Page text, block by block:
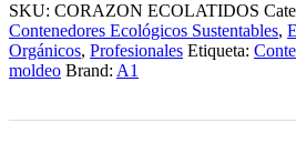
SKU: CORAZON ECOLATIDOS
Contenedores Ecológicos Sustentables,
Orgánicos, Profesionales Etiqueta:
moldeo Brand: A1